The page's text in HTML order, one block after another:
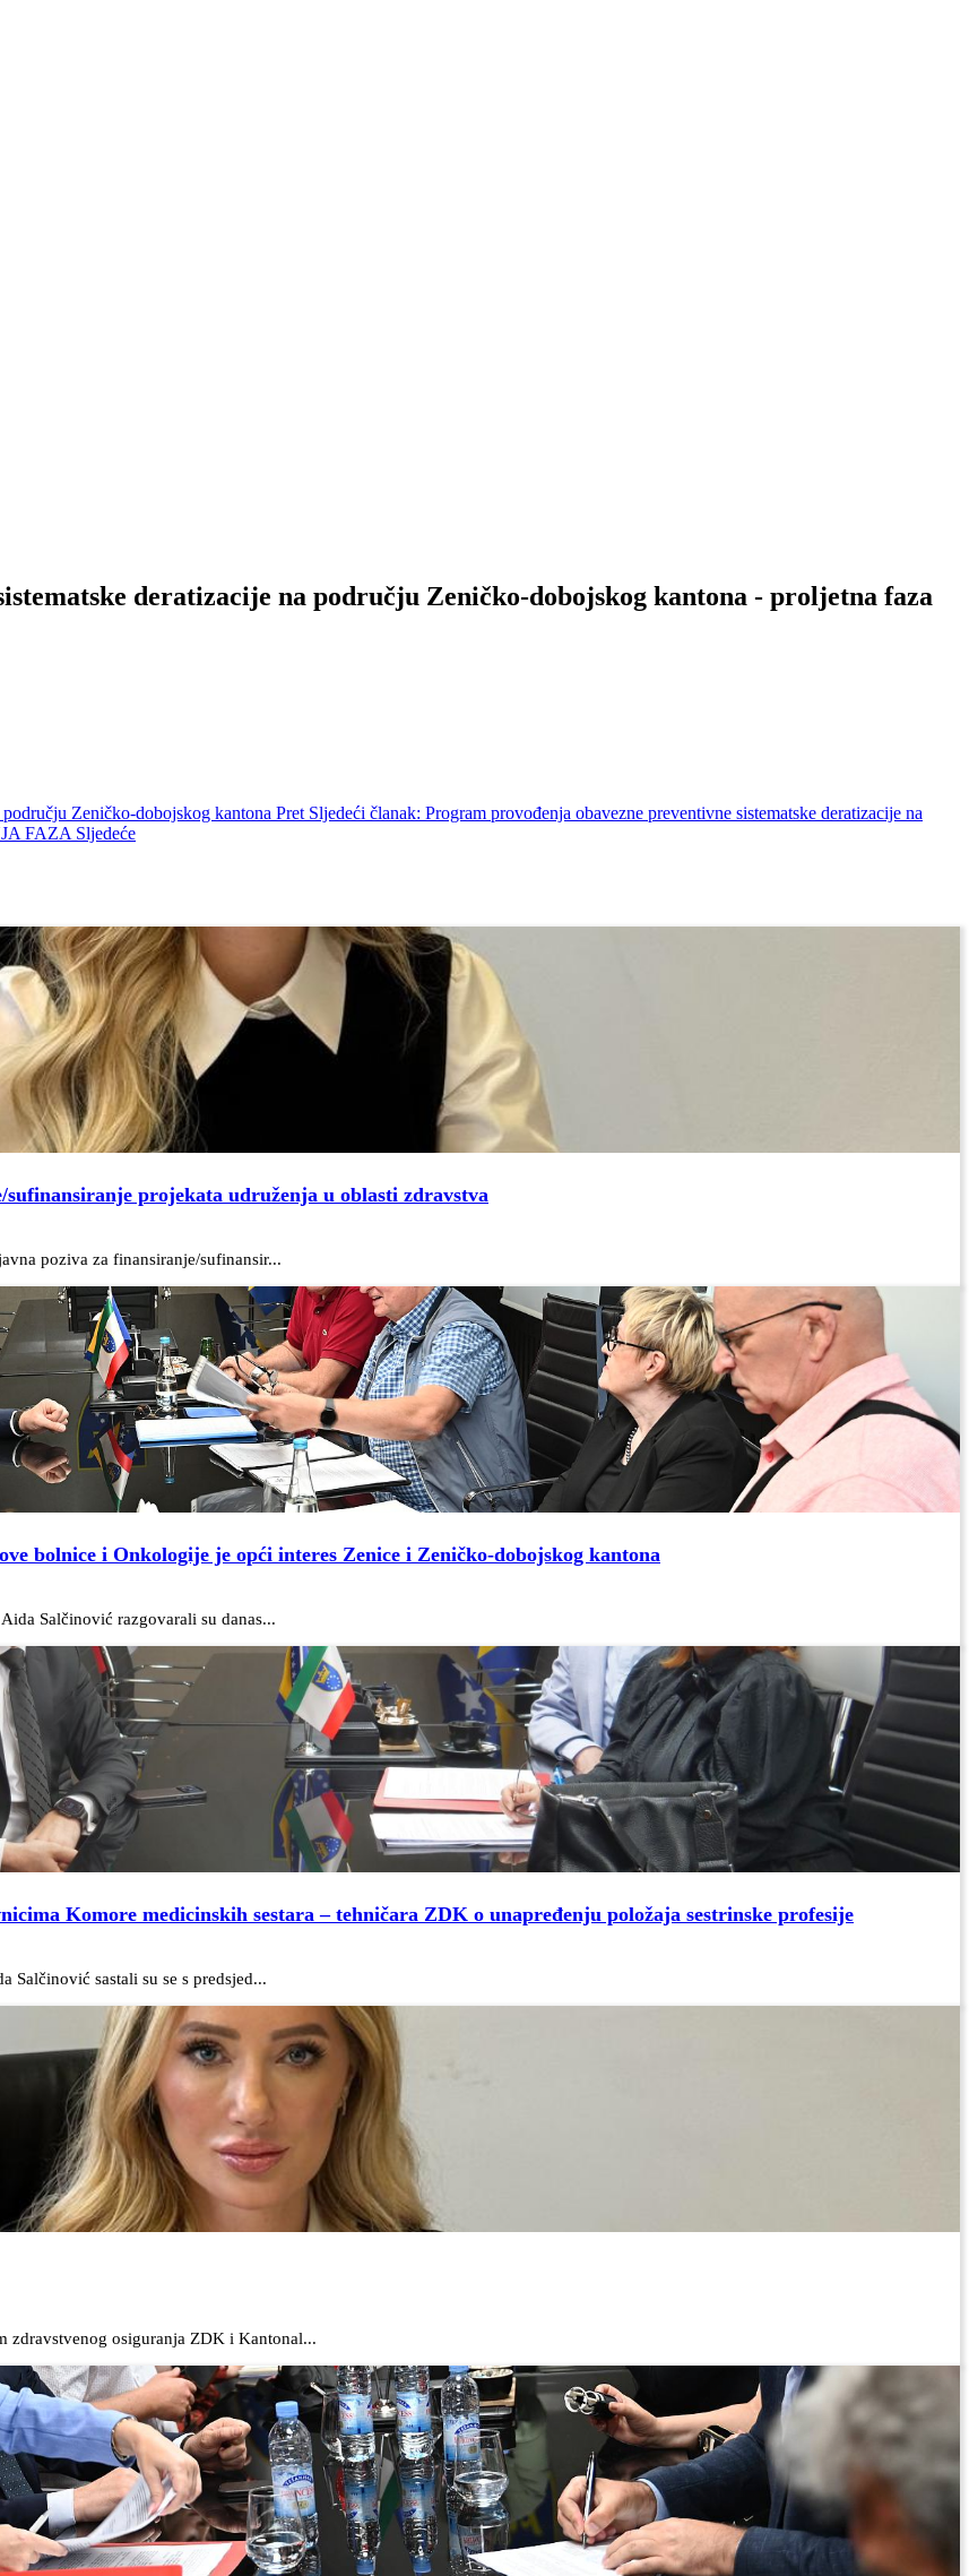
deratizacije na području Zeničko-dobojskog kantona - proljetna faza
Zeničko-dobojskog kantona Pret Sljedeći članak: Program provođenja obavezne preventivne sistematske deratizacije na
FAZA Sljedeće
projekata udruženja u oblasti zdravstva
poziva za finansiranje/sufinansir...
bolnice i Onkologije je opći interes Zenice i Zeničko-dobojskog kantona
Salčinović razgovarali su danas...
Komore medicinskih sestara – tehničara ZDK o unapređenju položaja sestrinske profesije
Salčinović sastali su se s predsjed...
zdravstvenog osiguranja ZDK i Kantonal...